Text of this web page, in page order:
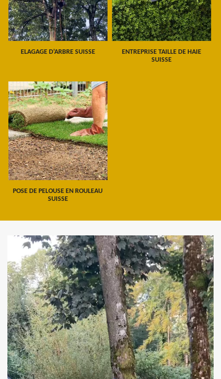
ELAGAGE D'ARBRE SUISSE
ENTREPRISE TAILLE DE HAIE
SUISSE
POSE DE PELOUSE EN ROULEAU
SUISSE